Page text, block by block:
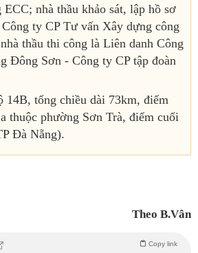
nhà thầu khảo sát, lập hồ sơ
ty CP Tư vấn Xây dựng công
thầu thi công là Liên danh Công
Đông Sơn - Công ty CP tập đoàn
14B, tổng chiều dài 73km, điểm
thuộc phường Sơn Trà, điểm cuối
Đà Nẵng).
Theo B.Vân
Copy link